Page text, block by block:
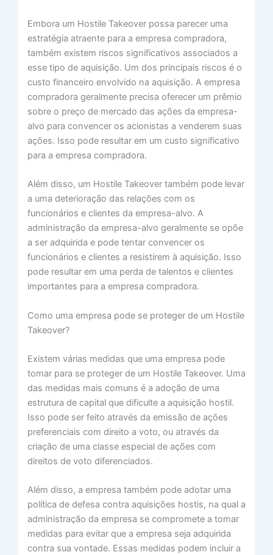
Embora um Hostile Takeover possa parecer uma
estratégia atraente para a empresa compradora,
também existem riscos significativos associados a
esse tipo de aquisição. Um dos principais riscos é o
custo financeiro envolvido na aquisição. A empresa
compradora geralmente precisa oferecer um prêmio
sobre o preço de mercado das ações da empresa-
alvo para convencer os acionistas a venderem suas
ações. Isso pode resultar em um custo significativo
para a empresa compradora.
Além disso, um Hostile Takeover também pode levar
a uma deterioração das relações com os
funcionários e clientes da empresa-alvo. A
administração da empresa-alvo geralmente se opõe
a ser adquirida e pode tentar convencer os
funcionários e clientes a resistirem à aquisição. Isso
pode resultar em uma perda de talentos e clientes
importantes para a empresa compradora.
Como uma empresa pode se proteger de um Hostile
Takeover?
Existem várias medidas que uma empresa pode
tomar para se proteger de um Hostile Takeover. Uma
das medidas mais comuns é a adoção de uma
estrutura de capital que dificulte a aquisição hostil.
Isso pode ser feito através da emissão de ações
preferenciais com direito a voto, ou através da
criação de uma classe especial de ações com
direitos de voto diferenciados.
Além disso, a empresa também pode adotar uma
política de defesa contra aquisições hostis, na qual a
administração da empresa se compromete a tomar
medidas para evitar que a empresa seja adquirida
contra sua vontade. Essas medidas podem incluir a